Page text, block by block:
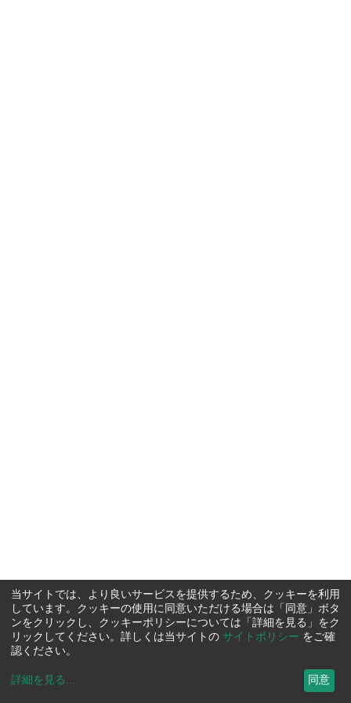
当サイトでは、より良いサービスを提供するため、クッキーを利用
しています。クッキーの使用に同意いただける場合は「同意」ボタ
ンをクリックし、クッキーポリシーについては「詳細を見る」をク
リックしてください。詳しくは当サイトの サイトポリシー をご確
認ください。
詳細を見る ... 同意